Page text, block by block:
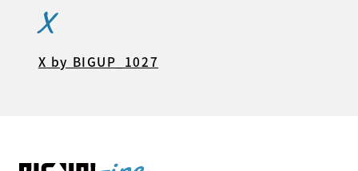
X
X by BIGUP_1027